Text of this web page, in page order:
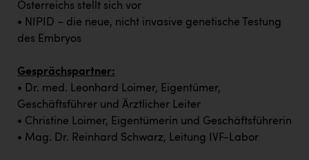
VERITAS
Vier Diamanten
Vorlagenportal
Wir besiegen Krebs
Wirtschaftskammer OÖ
Österreichs stellt sich vor
• NIPID – die neue, nicht invasive genetische Testung
des Embryos
Gesprächspartner:
• Dr. med. Leonhard Loimer, Eigentümer,
Geschäftsführer und Ärztlicher Leiter
• Christine Loimer, Eigentümerin und Geschäftsführerin
• Mag. Dr. Reinhard Schwarz, Leitung IVF-Labor